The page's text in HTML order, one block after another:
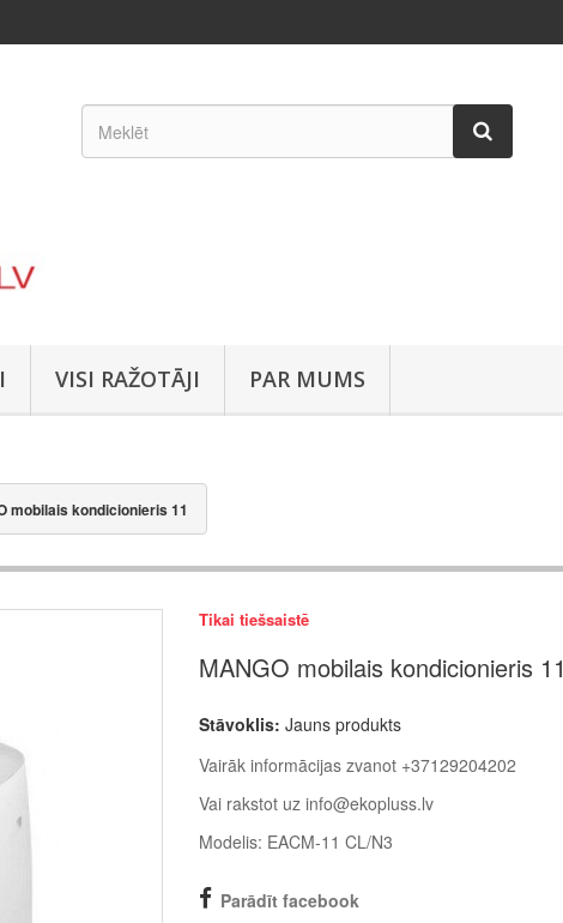
VISI RAŽOTĀJI PAR MUMS
mobilais kondicionieris 11
Tikai tiešsaistē
MANGO mobilais kondicionieris 11
Stāvoklis: Jauns produkts
Vairāk informācijas zvanot +37129204202
Vai rakstot uz info@ekopluss.lv
Modelis: EACM-11 CL/N3
Parādīt facebook